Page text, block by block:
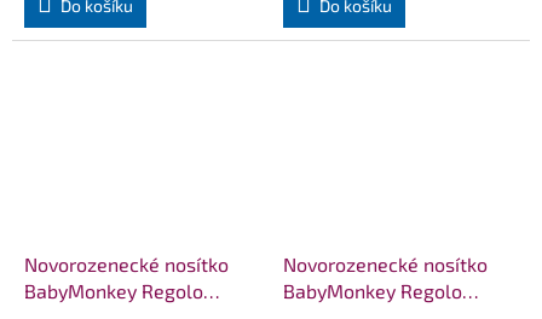
Do košíku Do košíku
Novorozenecké nosítko
BabyMonkey Regolo
Novorozenecké nosítko
BabyMonkey Regolo